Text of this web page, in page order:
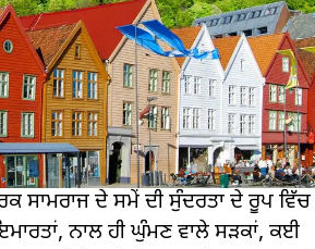
ਸਾਮਰਾਜ ਦੇ ਸਮੇਂ ਦੀ ਸੁੰਦਰਤਾ ਦੇ ਰੂਪ ਵਿੱਚ
ਨਾਲ ਹੀ ਘੁੰਮਣ ਵਾਲੇ ਸੜਕਾਂ, ਕਈ